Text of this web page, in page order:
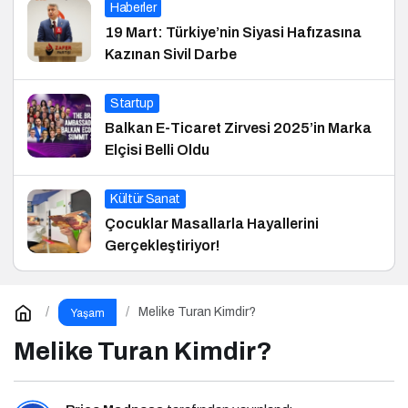
Haberler
19 Mart: Türkiye’nin Siyasi Hafızasına
Kazınan Sivil Darbe
Startup
Balkan E-Ticaret Zirvesi 2025’in Marka
Elçisi Belli Oldu
Kültür Sanat
Çocuklar Masallarla Hayallerini
Gerçekleştiriyor!
Yaşam Melike Turan Kimdir?
Melike Turan Kimdir?